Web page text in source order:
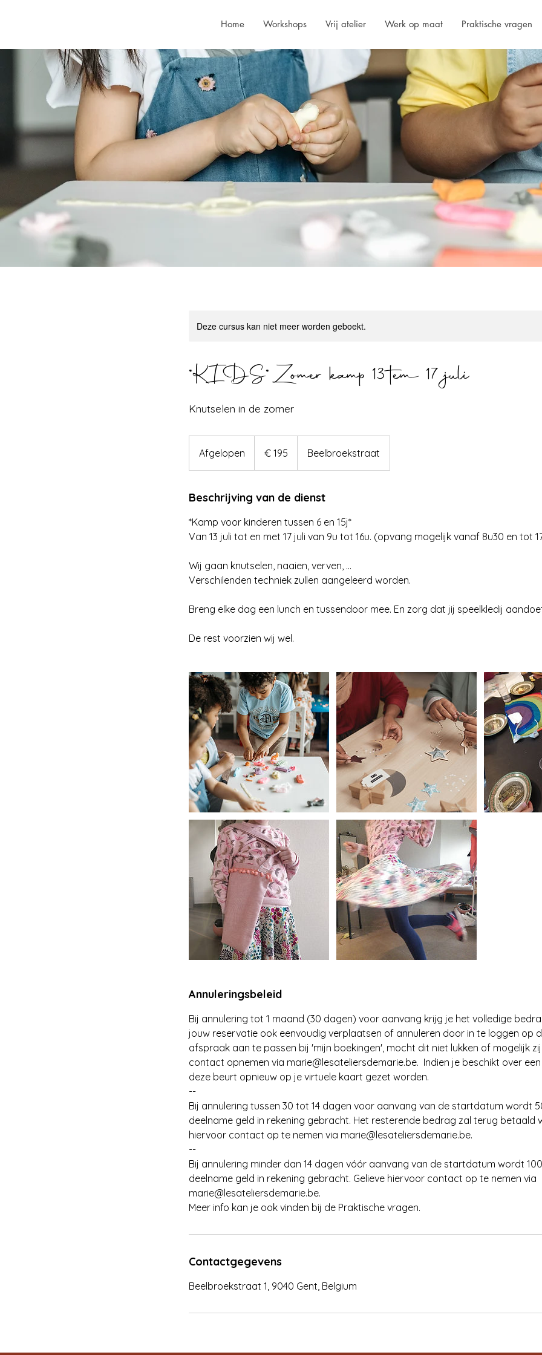
Home Workshops Vrij atelier Werk op maat Praktische vragen
Deze cursus kan niet meer worden geboekt.
*KIDS* Zomer kamp 13 tem 17 juli
Knutselen in de zomer
Afgelopen
f
e
o
p
n
€ 195 Beelbroekstraat
Beschrijving van de dienst
*Kamp voor kinderen tussen 6 en 15j*
Van 13 juli tot en met 17 juli van 9u tot 16u. (opvang mogelijk vanaf 8u30 en tot
Wij gaan knutselen, naaien, verven, ...
Verschilenden techniek zullen aangeleerd worden.
Breng elke dag een lunch en tussendoor mee. En zorg dat jij speelkledij
Annuleringsbeleid
Bij annulering tot 1 maand (30 dagen) voor aanvang krijg je het volledige
jouw reservatie ook eenvoudig verplaatsen of annuleren door in te loggen op
afspraak aan te passen bij 'mijn boekingen', mocht dit niet lukken of mogelijk
contact opnemen via marie@lesateliersdemarie.be. Indien je beschikt over
deze beurt opnieuw op je virtuele kaart gezet worden.
--
Bij annulering tussen 30 tot 14 dagen voor aanvang van de startdatum wordt
deelname geld in rekening gebracht. Het resterende bedrag zal terug betaald
hiervoor contact op te nemen via marie@lesateliersdemarie.be.
--
Bij annulering minder dan 14 dagen vóór aanvang van de startdatum wordt
deelname geld in rekening gebracht. Gelieve hiervoor contact op te nemen via
marie@lesateliersdemarie.be.
Meer info kan je ook vinden bij de Praktische vragen.
Contactgegevens
Beelbroekstraat 1, 9040 Gent, Belgium